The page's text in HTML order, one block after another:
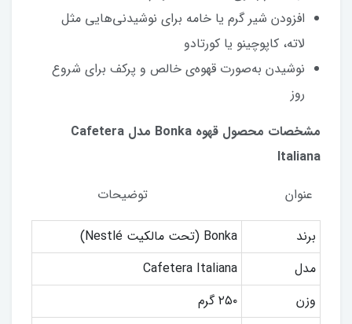
افزودن شیر گرم یا خامه برای نوشیدنی‌هایی مثل
لاته، کاپوچینو یا کورتادو
نوشیدن به‌صورت قهوه‌ی خالص و پرکف برای شروع
روز
مشخصات محصول قهوه Bonka مدل Cafetera
Italiana
عنوان توضیحات
برند
Bonka (تحت مالکیت Nestlé)
مدل
Cafetera Italiana
وزن
۲۵۰ گرم